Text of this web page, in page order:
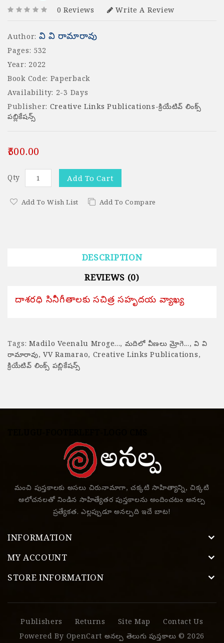
0 Reviews Write A Review
Author: వి వి రామారావు
Pages: 532
Year: 2022
Book Code: Paperback
Availability: 2-3 Days
Publisher: Creative Links Publications-క్రియేటివ్ లింక్స్
పబ్లికేషన్స్
₹500.00
Qty Add To Cart
Add To Wish List Add To Compare
DESCRIPTION
REVIEWS (0)
దాశరధి సినీగీతాలకు సచిత్ర సహృదయ వ్యాఖ్య
Tags:Madilo Veenalu Mroge..., మదిలో వీణలు మ్రోగె...,వి వి
రామారావు,VV Ramarao, Creative Links Publications,
క్రియేటివ్ లింక్స్ పబ్లికేషన్స్
మంచి పుస్తకాలకు అసలు చిరునామాగా, చక్కటి సాహిత్యాన్ని, చిక్కటి
ఆలోచనలతో నిండిన సాహిత్యేతర పుస్తకాలను అందించటం అనల్ప
ప్రత్యేకత. ఎల్లప్పుడూ అనల్పది ఇదే బాట!
INFORMATION
MY ACCOUNT
STORE INFORMATION
Publishers Returns Site Map
Contact Us
Powered By OpenCart అనల్ప తెలుగు పుస్తకాలు © 2026